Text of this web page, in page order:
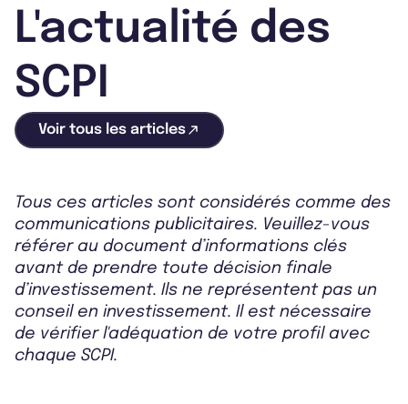
L'actualité des
SCPI
Voir tous les articles
Tous ces articles sont considérés comme des
communications publicitaires. Veuillez-vous
référer au document d’informations clés
avant de prendre toute décision finale
d’investissement. Ils ne représentent pas un
conseil en investissement. Il est nécessaire
de vérifier l'adéquation de votre profil avec
chaque SCPI.